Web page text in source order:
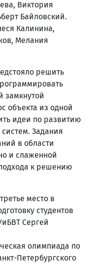
Виктория
Байловский.
Калинина,
Мелания
решить
замкнутой
объекта из одной
идеи по развитию
Задания
в области
и слаженной
к решению
место в
студентов
Сергей
олимпиада по
Петербургского